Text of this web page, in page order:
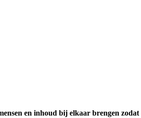
en inhoud bij elkaar brengen